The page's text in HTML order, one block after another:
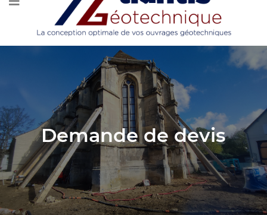
Demande de devis